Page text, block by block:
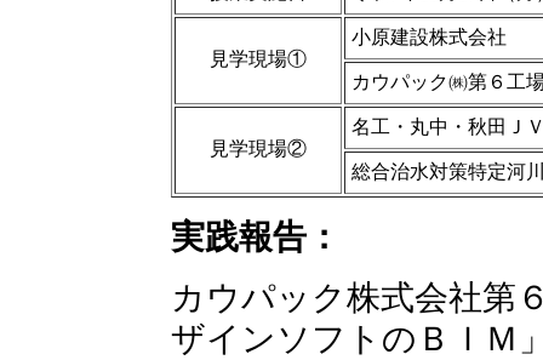
見学現場①
小原建設株式会社
カウパック㈱第６工
見学現場②
名工・丸中・秋田Ｊ
総合治水対策特定河
実践報告：
カウパック株式会社第
ザインソフトのＢＩＭ